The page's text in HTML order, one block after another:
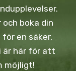
boka din
en säker,
är här för att
möjligt!